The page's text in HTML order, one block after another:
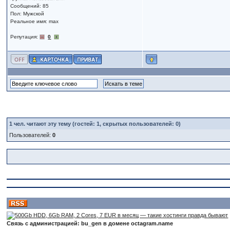
Сообщений: 85
Пол: Мужской
Реальное имя: max
Репутация: 0
1 чел. читают эту тему (гостей: 1, скрытых пользователей: 0)
Пользователей:0
Связь с администрацией: bu_gen в домене octagram.name